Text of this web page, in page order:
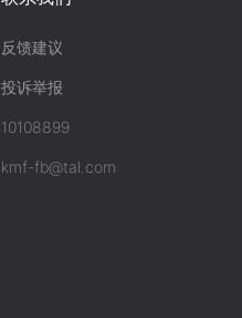
反馈建议
投诉举报
10108899
kmf-fb@tal.com